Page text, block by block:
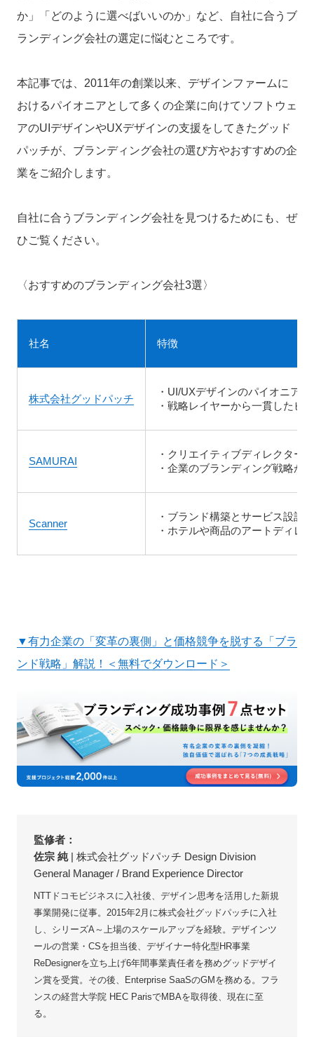
か」「どのように選べばいいのか」など、自社に合うブ
ランディング会社の選定に悩むところです。
本記事では、2011年の創業以来、デザインファームに
おけるパイオニアとして多くの企業に向けてソフトウェ
アのUIデザインやUXデザインの支援をしてきたグッド
パッチが、ブランディング会社の選び方やおすすめの企
業をご紹介します。
自社に合うブランディング会社を見つけるためにも、ぜ
ひご覧ください。
〈おすすめのブランディング会社3選〉
社名 特徴
株式会社グッドパッチ
・UI/UXデザインのパイオニア
・戦略レイヤーから一貫したビ
SAMURAI
・クリエイティブディレクター
・企業のブランディング戦略か
Scanner
・ブランド構築とサービス設計
・ホテルや商品のアートディレ
▼有力企業の「変革の裏側」と価格競争を脱する「ブラ
ンド戦略」解説！＜無料でダウンロード＞
監修者：
佐宗 純| 株式会社グッドパッチ Design Division
General Manager / Brand Experience Director
NTTドコモビジネスに入社後、デザイン思考を活用した新規
事業開発に従事。2015年2月に株式会社グッドパッチに入社
し、シリーズA～上場のスケールアップを経験。デザインツ
ールの営業・CSを担当後、デザイナー特化型HR事業
ReDesignerを立ち上げ6年間事業責任者を務めグッドデザイ
ン賞を受賞。その後、Enterprise SaaSのGMを務める。フラ
ンスの経営大学院 HEC ParisでMBAを取得後、現在に至
る。